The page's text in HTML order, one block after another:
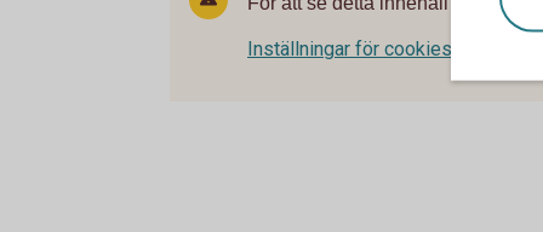
Inställningar för cookies